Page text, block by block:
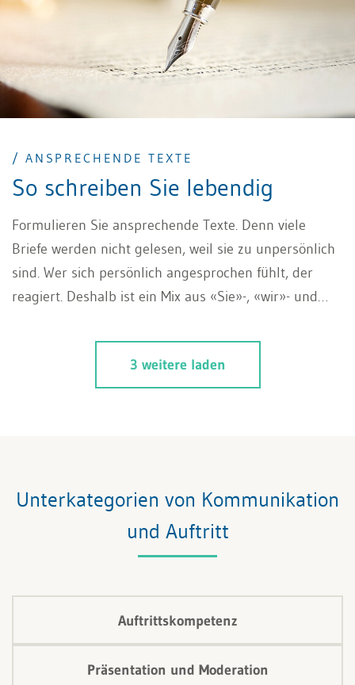
/ ANSPRECHENDE TEXTE
So schreiben Sie lebendig
Formulieren Sie ansprechende Texte. Denn viele
Briefe werden nicht gelesen, weil sie zu unpersönlich
sind. Wer sich persönlich angesprochen fühlt, der
reagiert. Deshalb ist ein Mix aus «Sie»-, «wir»- und
praktischerweise werden dadurch gleich auch noch
automatisch viele Floskeln ersetzt.
3 weitere laden
Unterkategorien von Kommunikation
und Auftritt
Auftrittskompetenz
Präsentation und Moderation